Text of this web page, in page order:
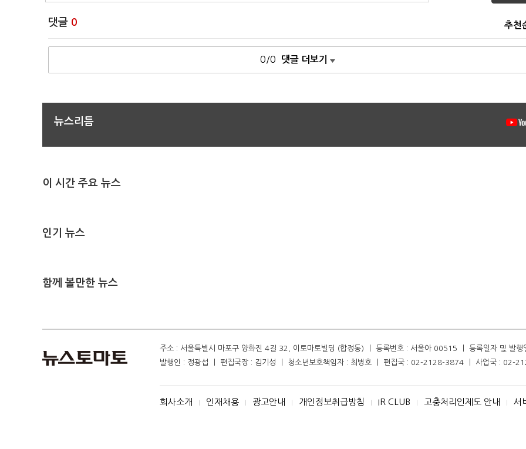
댓글 0 추천
0/0 댓글 더보기
뉴스리듬
이 시간 주요 뉴스
인기 뉴스
함께 볼만한 뉴스
주소 : 서울특별시 마포구 양화진 4길 32, 이토마토빌딩 (합정동) ㅣ 등록번호 : 서울아 00515 ㅣ 등록일자 및 발
발행인 : 정광섭 ㅣ 편집국장 : 김기성 ㅣ 청소년보호책임자 : 최병호 ㅣ 편집국 : 02-2128-3874 ㅣ 사업국 : 02-
회사소개 I 인재채용 I 광고안내 I 개인정보취급방침 I IR CLUB I 고충처리인제도 안내 I 서